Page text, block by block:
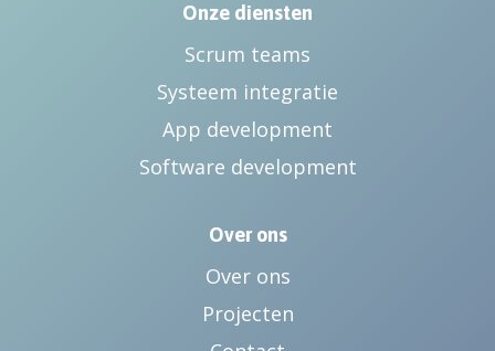
Onze diensten
Scrum teams
Systeem integratie
App development
Software development
Over ons
Over ons
Projecten